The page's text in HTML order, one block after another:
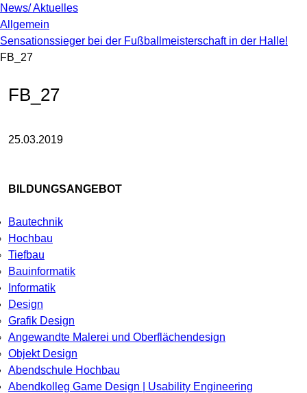
News/ Aktuelles
Allgemein
Sensationssieger bei der Fußballmeisterschaft in der Halle!
FB_27
FB_27
25.03.2019
BILDUNGSANGEBOT
Bautechnik
Hochbau
Tiefbau
Bauinformatik
Informatik
Design
Grafik Design
Angewandte Malerei und Oberflächendesign
Objekt Design
Abendschule Hochbau
Abendkolleg Game Design | Usability Engineering